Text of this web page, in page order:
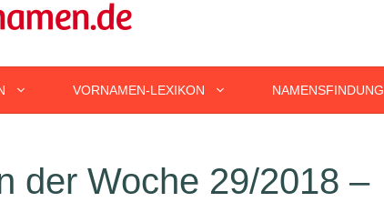
VORNAMEN-LEXIKON NAMENSFINDUNG
der Woche 29/2018 –